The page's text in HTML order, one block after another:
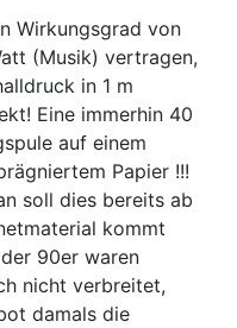
Wirkungsgrad von
(Musik) vertragen,
in 1 m
Eine immerhin 40
auf einem
Papier !!!
soll dies bereits ab
kommt
90er waren
nicht verbreitet,
damals die